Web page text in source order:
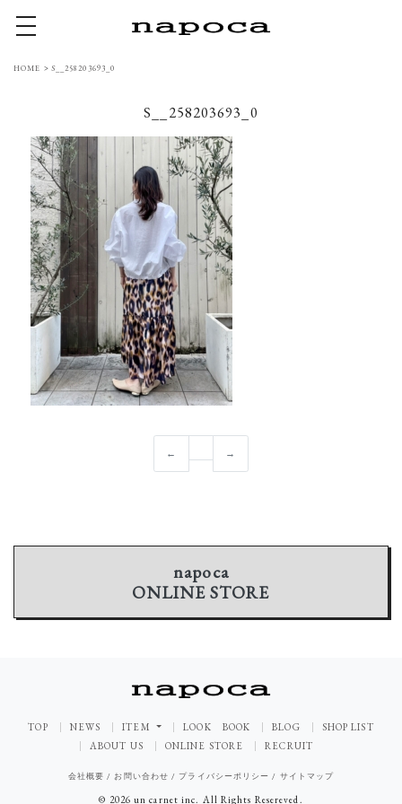
toggle navigation
HOME >S__258203693_0
S__258203693_0
← →
napoca
ONLINE STORE
TOP NEWS ITEM LOOK BOOK BLOG
SHOP LIST
ABOUT US
ONLINE STORE RECRUIT
会社概要 /お問い合わせ / プライバシーポリシー / サイトマップ
© 2026 un carnet inc. All Rights Resereved.